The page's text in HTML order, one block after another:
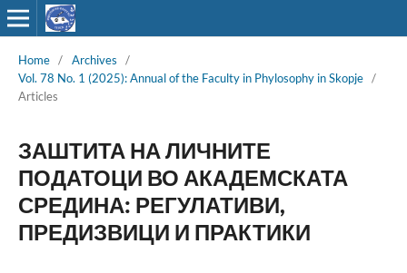
Home / Archives
/
Vol. 78 No. 1 (2025): Annual of the Faculty in Phylosophy in Skopje /
Articles
ЗАШТИТА НА ЛИЧНИТЕ
ПОДАТОЦИ ВО АКАДЕМСКАТА
СРЕДИНА: РЕГУЛАТИВИ,
ПРЕДИЗВИЦИ И ПРАКТИКИ